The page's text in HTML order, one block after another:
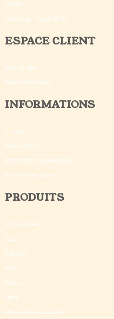
Crédits
©Outils du Coach 2018
ESPACE CLIENT
Mon compte
Mes commandes
INFORMATIONS
A propos
Avis certifiés
Partenaires et revendeurs
Recrutement auteurs
PRODUITS
Abonnements
Jeux
E-books
Kits
Packs
Tests
Moteurs de croissance